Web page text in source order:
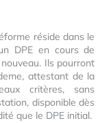
réside dans le
DPE en cours de
Ils pourront
attestant de la
critères, sans
disponible dès
que le DPE initial.